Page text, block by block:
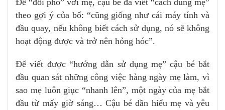
theo gợi ý của bố: “cũng giống như cái máy tính và
đầu quay, nếu không biết cách sử dụng, nó sẽ không
hoạt động được và trở nên hỏng hóc”.
Để viết được “hướng dẫn sử dụng mẹ” cậu bé bắt
đầu quan sát những công việc hàng ngày mẹ làm, vì
sao mẹ luôn giục “nhanh lên”, một ngày của mẹ bắt
đầu từ mấy giờ sáng… Cậu bé dần hiểu mẹ và yêu